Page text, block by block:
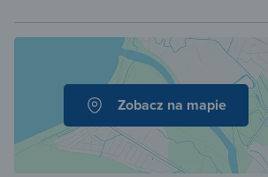
Zobacz na mapie